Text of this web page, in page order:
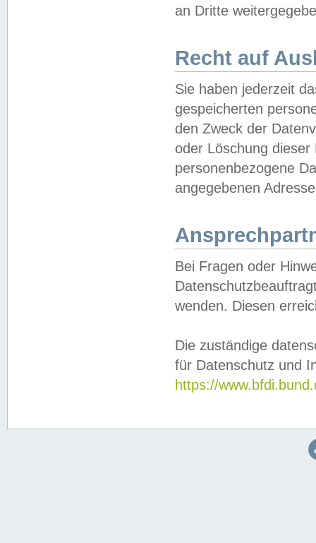
an Dritte
Recht auf
Sie haben jederzeit
gespeicherten
den Zweck der
oder Löschung
personenbezogene
angegebenen
Bei Fragen oder
wenden. Diesen
Die zuständige
für Datenschutz und
https://